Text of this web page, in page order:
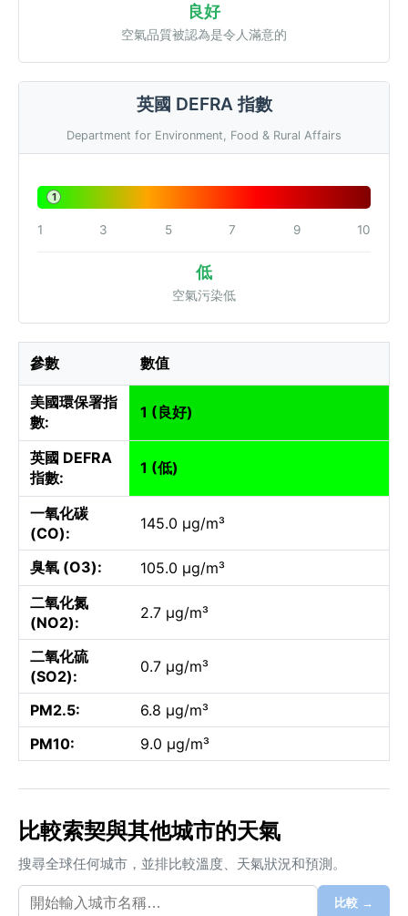
良好
空氣品質被認為是令人滿意的
英國 DEFRA 指數
Department for Environment, Food & Rural Affairs
1
1 3 5 7 9 10
低
空氣污染低
參數 數值
美國環保署指
數:
1 (良好)
英國 DEFRA
指數:
1 (低)
一氧化碳
(CO):
145.0 µg/m³
臭氧 (O3):
105.0 µg/m³
二氧化氮
(NO2):
2.7 µg/m³
二氧化硫
(SO2):
0.7 µg/m³
PM2.5:
6.8 µg/m³
PM10:
9.0 µg/m³
比較索契與其他城市的天氣
搜尋全球任何城市，並排比較溫度、天氣狀況和預測。
比較 →